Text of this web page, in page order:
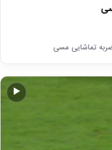
تماشایی مسی
▶